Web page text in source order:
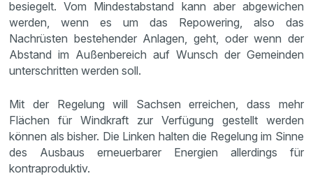
besiegelt. Vom Mindestabstand kann aber abgewichen
werden, wenn es um das Repowering, also das
Nachrüsten bestehender Anlagen, geht, oder wenn der
Abstand im Außenbereich auf Wunsch der Gemeinden
unterschritten werden soll.
Mit der Regelung will Sachsen erreichen, dass mehr
Flächen für Windkraft zur Verfügung gestellt werden
können als bisher. Die Linken halten die Regelung im Sinne
des Ausbaus erneuerbarer Energien allerdings für
kontraproduktiv.